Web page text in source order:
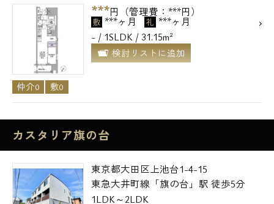
***円（管理費：***円）
敷 ***ヶ月 礼 ***ヶ月
- / 1SLDK / 31.15m²
検討リストに追加
仲介0 敷0
カスタリア旗の台
東京都大田区上池台1-4-15
東急大井町線「旗の台」駅 徒歩5分
1LDK～2LDK